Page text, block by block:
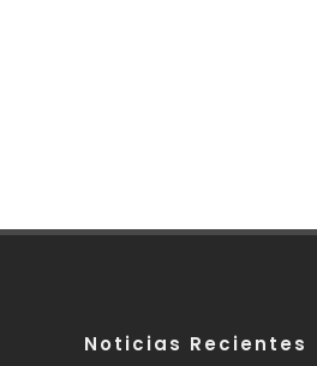
Noticias Recientes